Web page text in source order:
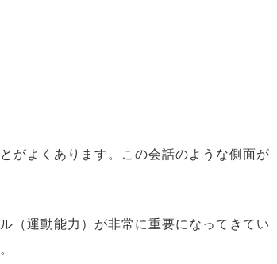
がよくあります。この会話のような側面が
（運動能力）が非常に重要になってきてい